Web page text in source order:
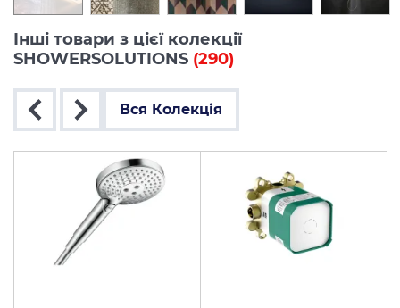
Інші товари з цієї колекції
SHOWERSOLUTIONS (290)
Вся Колекція